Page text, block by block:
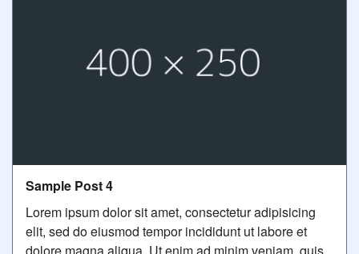
Sample Post 4
Lorem ipsum dolor sit amet, consectetur adipisicing
elit, sed do eiusmod tempor incididunt ut labore et